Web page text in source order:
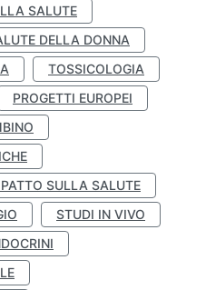
SALUTE
DELLA DONNA
TOSSICOLOGIA
PROGETTI EUROPEI
SULLA SALUTE
STUDI IN VIVO